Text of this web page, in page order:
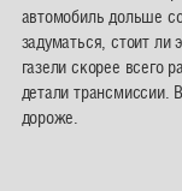
автомобиль дольше
задуматься, стоит ли
газели скорее всего
детали трансмиссии.
дороже.